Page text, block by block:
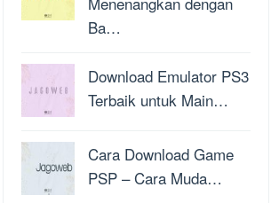
Ba…
Download Emulator PS3
Terbaik untuk Main…
Cara Download Game
PSP – Cara Muda…